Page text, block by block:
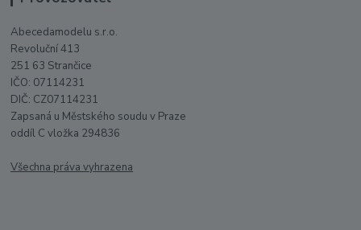
Abecedamodelu s.r.o.
Revoluční 413
251 63 Strančice
IČO: 07114231
DIČ: CZ07114231
Zapsaná u Městského soudu v Praze
oddíl C vložka 294836
Všechna práva vyhrazena